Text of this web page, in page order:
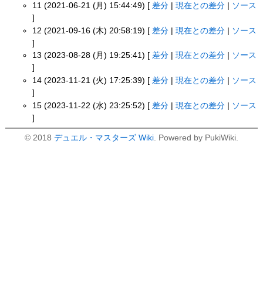
11 (2021-06-21 (月) 15:44:49) [ 差分 |現在との差分
ソース
]
12 (2021-09-16 (木) 20:58:19) [ 差分 |現在との差分 | ソース
]
13 (2023-08-28 (月) 19:25:41) [ 差分 |現在との差分
ソース
]
14 (2023-11-21 (火) 17:25:39) [ 差分 |現在との差分
ソース
]
15 (2023-11-22 (水) 23:25:52) [ 差分 |現在との差分 | ソース
]
© 2018 デュエル・マスターズ Wiki. Powered by PukiWiki.